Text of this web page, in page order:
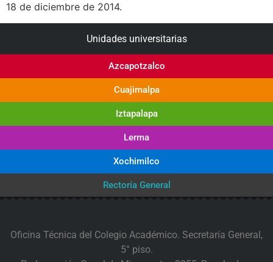
18 de diciembre de 2014.
Unidades universitarias
Azcapotzalco
Cuajimalpa
Iztapalapa
Lerma
Xochimilco
Rectoría General
Oficina Técnica del Colegio Académico. Secretaría General,
5° piso.